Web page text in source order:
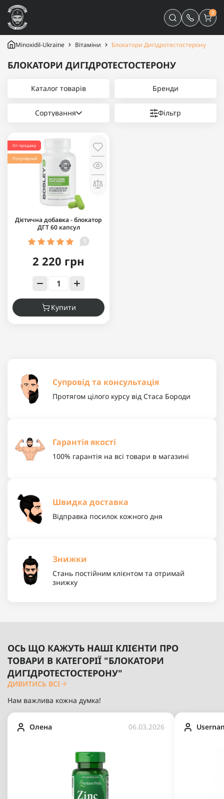
0
Minoxidil-Ukraine Вітаміни Блокатори Дигідротестостерону
БЛОКАТОРИ ДИГІДРОТЕСТОСТЕРОНУ
Каталог товарів Бренди
Сортування Фільтр
Хіт продажу
Популярний
Дієтична добавка - блокатор
ДГТ 60 капсул
1
2 220 грн
Купити
Супровід та консультація
Протягом цілого курсу від Стаса Бороди
Гарантія якості
100% гарантія на всі товари в магазині
Швидка доставка
Відправка посилок кожного дня
Знижки
Стань постійним клієнтом та отримай
знижку
ОСЬ ЩО КАЖУТЬ НАШІ КЛІЄНТИ ПРО
ТОВАРИ В КАТЕГОРІЇ "БЛОКАТОРИ
ДИГІДРОТЕСТОСТЕРОНУ"
ДИВИТИСЬ ВСІ
Нам важлива кожна думка!
Олена 06.03.2026